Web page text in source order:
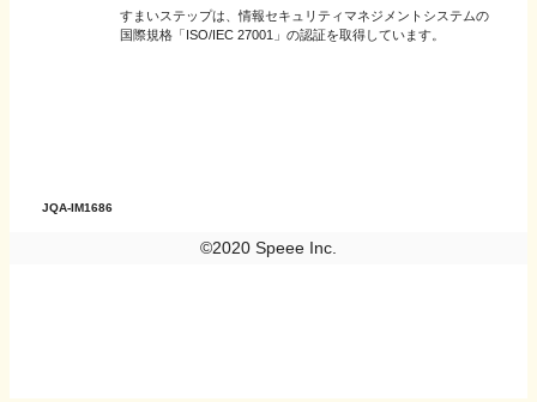
JQA-IM1686
すまいステップは、情報セキュリティマネジメントシステムの
国際規格「ISO/IEC 27001」の認証を取得しています。
©2020 Speee Inc.